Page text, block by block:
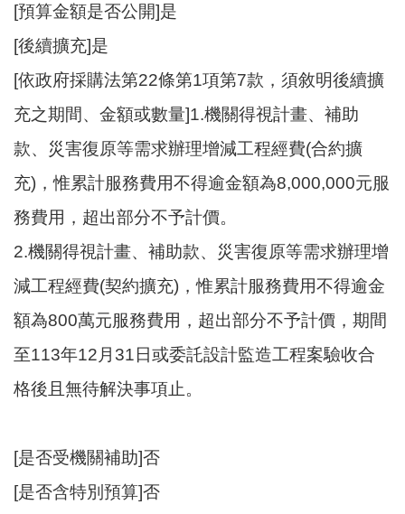
常
見
題
桃
園
政
府
E
n
g
i
h
隱
政
策
[預算金額是否公開]是
[後續擴充]是
[依政府採購法第22條第1項第7款，須敘明後續擴
充之期間、金額或數量]1.機關得視計畫、補助
款、災害復原等需求辦理增減工程經費(合約擴
充)，惟累計服務費用不得逾金額為8,000,000元服
務費用，超出部分不予計價。
2.機關得視計畫、補助款、災害復原等需求辦理增
減工程經費(契約擴充)，惟累計服務費用不得逾金
額為800萬元服務費用，超出部分不予計價，期間
至113年12月31日或委託設計監造工程案驗收合
格後且無待解決事項止。
[是否受機關補助]否
[是否含特別預算]否